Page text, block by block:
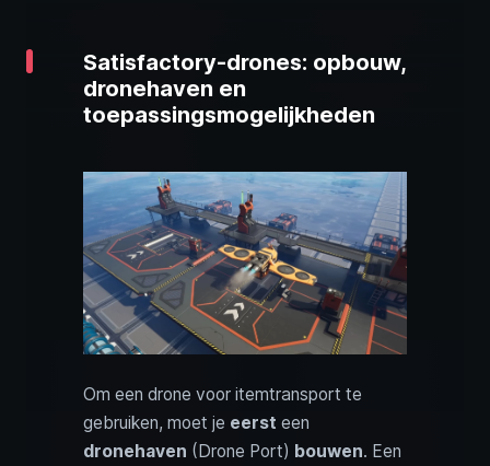
Satisfactory-drones: opbouw,
dronehaven en
toepassingsmogelijkheden
Om een drone voor itemtransport te
gebruiken, moet je eerst een
dronehaven (Drone Port) bouwen. Een